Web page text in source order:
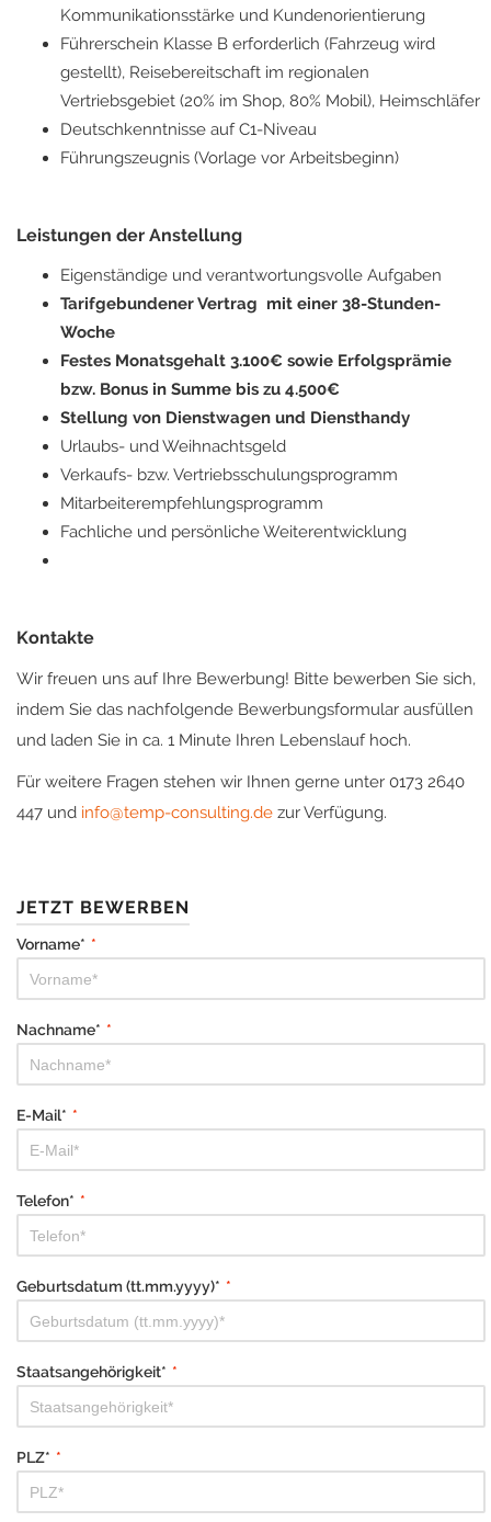
Kommunikationsstärke und Kundenorientierung
Führerschein Klasse B erforderlich (Fahrzeug wird
gestellt), Reisebereitschaft im regionalen
Vertriebsgebiet (20% im Shop, 80% Mobil), Heimschläfer
Deutschkenntnisse auf C1-Niveau
Führungszeugnis (Vorlage vor Arbeitsbeginn)
Leistungen der Anstellung
Eigenständige und verantwortungsvolle Aufgaben
Tarifgebundener Vertrag mit einer 38-Stunden-
Woche
Festes Monatsgehalt 3.100€ sowie Erfolgsprämie
bzw. Bonus in Summe bis zu 4.500€
Stellung von Dienstwagen und Diensthandy
Urlaubs- und Weihnachtsgeld
Verkaufs- bzw. Vertriebsschulungsprogramm
Mitarbeiterempfehlungsprogramm
Fachliche und persönliche Weiterentwicklung
Kontakte
Wir freuen uns auf Ihre Bewerbung! Bitte bewerben Sie sich,
indem Sie das nachfolgende Bewerbungsformular ausfüllen
und laden Sie in ca. 1 Minute Ihren Lebenslauf hoch.
Für weitere Fragen stehen wir Ihnen gerne unter 0173 2640
447 und info@temp-consulting.de zur Verfügung.
JETZT BEWERBEN
Vorname* *
Nachname* *
E-Mail* *
Telefon* *
Geburtsdatum (tt.mm.yyyy)* *
Staatsangehörigkeit* *
PLZ* *